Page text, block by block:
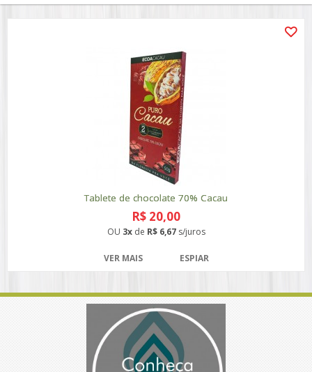
Tablete de chocolate 70% Cacau
R$ 20,00
OU 3xde R$ 6,67s/juros
VER MAIS ESPIAR